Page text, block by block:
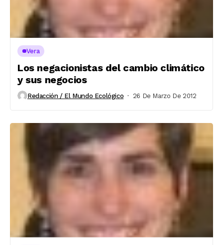
Vera
Los negacionistas del cambio climático
y sus negocios
Redacción / El Mundo Ecológico 26 De Marzo De 2012